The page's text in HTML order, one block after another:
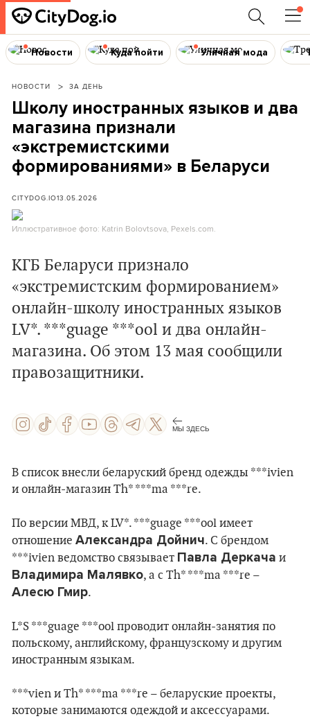
Новости Куда пойти Уличная мода
НОВОСТИ ЗА ДЕНЬ
Школу иностранных языков и два
магазина признали
«экстремистскими
формированиями» в Беларуси
CITYDOG.IO13.05.2026
Иллюстративное фото: Katrin Bolovtsova, Pexels.com.
КГБ Беларуси признало
«экстремистским формированием»
онлайн-школу иностранных языков
LV*. ***guage ***ool и два онлайн-
магазина. Об этом 13 мая сообщили
правозащитники.
МЫ ЗДЕСЬ
В список внесли беларуский бренд одежды ***ivien
и онлайн-магазин Th* ***ma ***re.
По версии МВД, к LV*. ***guage ***ool имеет
отношение Александра Дойнич. С брендом
***ivien ведомство связывает Павла Деркача и
Владимира Малявко, а с Th* ***ma ***re –
Алесю Гмир.
L*S ***guage ***ool проводит онлайн-занятия по
польскому, английскому, французскому и другим
иностранным языкам.
***vien и Th* ***ma ***re – беларуские проекты,
которые занимаются одеждой и аксессуарами.